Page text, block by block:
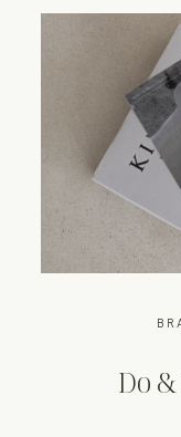
Do